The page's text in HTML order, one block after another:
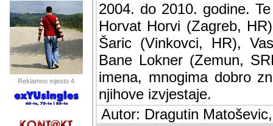
Reklamno mjesto 4
2004. do 2010. godine.
Horvat Horvi (Zagreb,
Šaric (Vinkovci, HR),
Bane Lokner (Zemun,
imena, mnogima dobro
njihove izvjestaje.
Autor: Dragutin